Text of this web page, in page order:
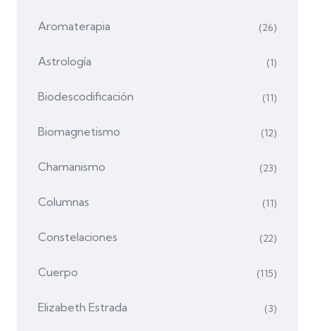
Aromaterapia (26)
Astrología (1)
Biodescodificación (11)
Biomagnetismo (12)
Chamanismo (23)
Columnas (11)
Constelaciones (22)
Cuerpo (115)
Elizabeth Estrada (3)